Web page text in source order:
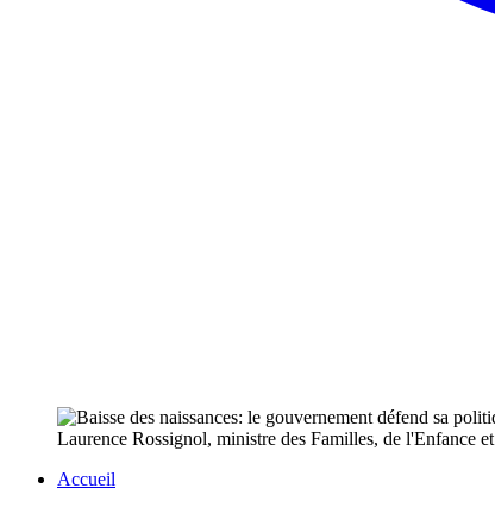
Laurence Rossignol, ministre des Familles, de l'Enfance
Accueil